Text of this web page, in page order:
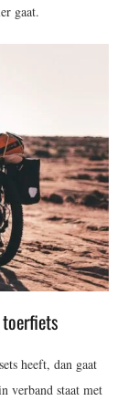
gaat.
heeft, dan gaat
verband staat met